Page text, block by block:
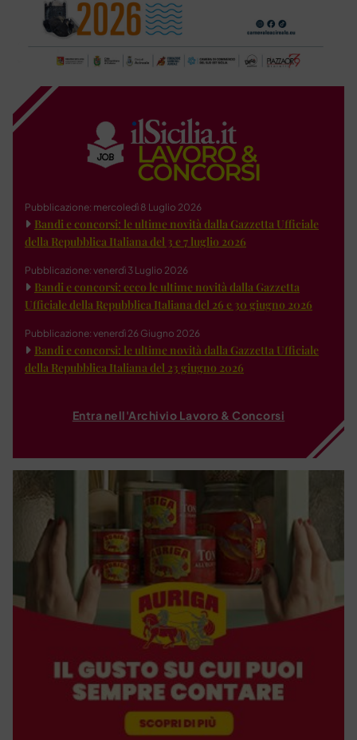
Pubblicazione: mercoledì 8 Luglio 2026
Bandi e concorsi: le ultime novità dalla Gazzetta Ufficiale
della Repubblica Italiana del 3 e 7 luglio 2026
Pubblicazione: venerdì 3 Luglio 2026
Bandi e concorsi: ecco le ultime novità dalla Gazzetta
Ufficiale della Repubblica Italiana del 26 e 30 giugno 2026
Pubblicazione: venerdì 26 Giugno 2026
Bandi e concorsi: le ultime novità dalla Gazzetta Ufficiale
della Repubblica Italiana del 23 giugno 2026
Entra nell'Archivio Lavoro & Concorsi